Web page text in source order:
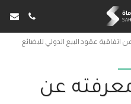
اتفاقية عقود البيع الدولي للبضائع
عن